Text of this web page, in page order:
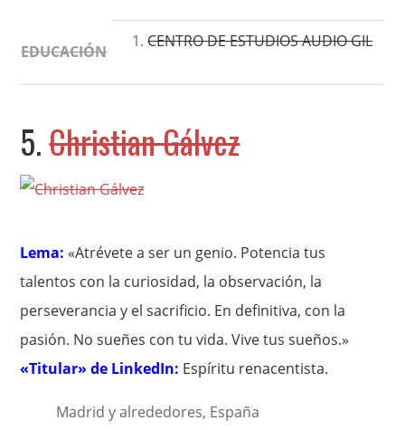
EDUCACIÓN
CENTRO DE ESTUDIOS AUDIO GIL
5.Christian Gálvez
Lema: «Atrévete a ser un genio. Potencia tus
talentos con la curiosidad, la observación, la
perseverancia y el sacrificio. En definitiva, con la
pasión. No sueñes con tu vida. Vive tus sueños.»
«Titular» de LinkedIn: Espíritu renacentista.
Madrid y alrededores, España